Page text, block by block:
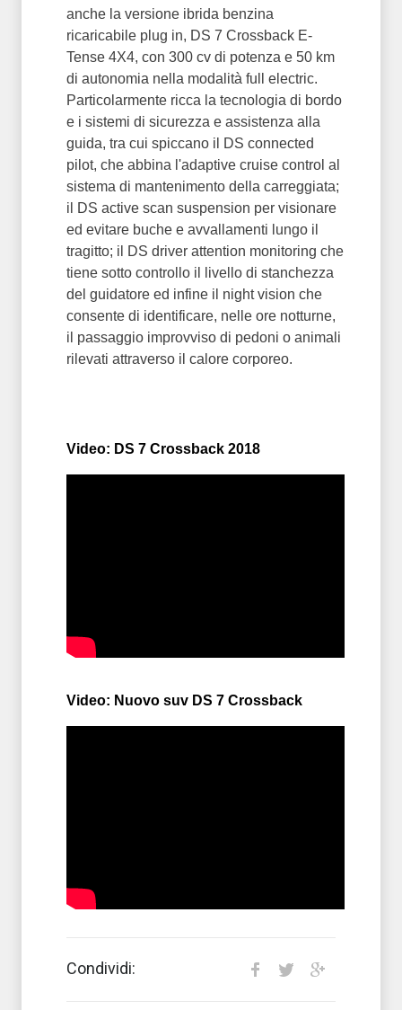
anche la versione ibrida benzina
ricaricabile plug in, DS 7 Crossback E-
Tense 4X4, con 300 cv di potenza e 50 km
di autonomia nella modalità full electric.
Particolarmente ricca la tecnologia di bordo
e i sistemi di sicurezza e assistenza alla
guida, tra cui spiccano il DS connected
pilot, che abbina l'adaptive cruise control al
sistema di mantenimento della carreggiata;
il DS active scan suspension per visionare
ed evitare buche e avvallamenti lungo il
tragitto; il DS driver attention monitoring che
tiene sotto controllo il livello di stanchezza
del guidatore ed infine il night vision che
consente di identificare, nelle ore notturne,
il passaggio improvviso di pedoni o animali
rilevati attraverso il calore corporeo.
Video: DS 7 Crossback 2018
Video: Nuovo suv DS 7 Crossback
Condividi: